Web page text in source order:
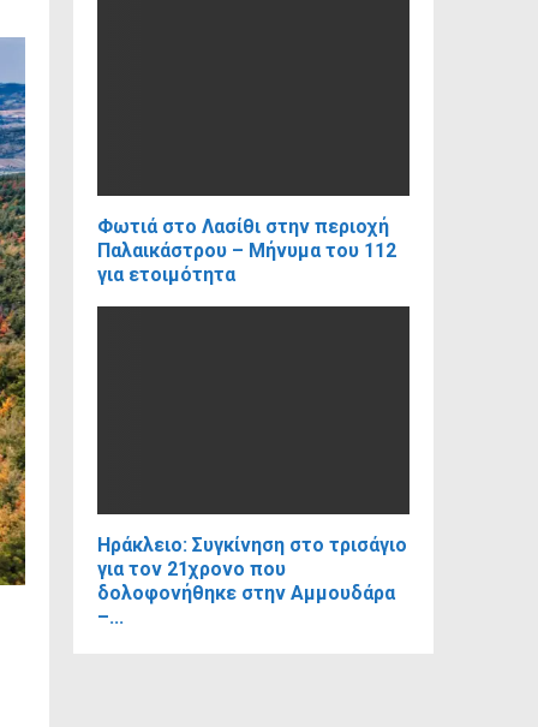
Φωτιά στο Λασίθι στην περιοχή
Παλαικάστρου – Μήνυμα του 112
για ετοιμότητα
Ηράκλειο: Συγκίνηση στο τρισάγιο
για τον 21χρονο που
δολοφονήθηκε στην Αμμουδάρα
–...